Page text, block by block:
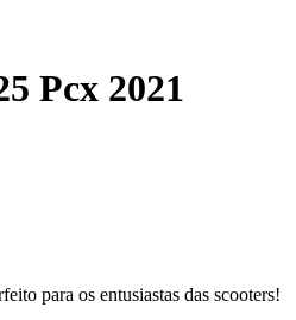
Pcx 2021
para os entusiastas das scooters!